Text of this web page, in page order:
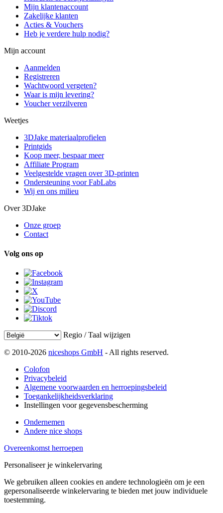
Mijn klantenaccount
Zakelijke klanten
Acties & Vouchers
Heb je verdere hulp nodig?
Mijn account
Aanmelden
Registreren
Wachtwoord vergeten?
Waar is mijn levering?
Voucher verzilveren
Weetjes
3DJake materiaalprofielen
Printgids
Koop meer, bespaar meer
Affiliate Program
Veelgestelde vragen over 3D-printen
Ondersteuning voor FabLabs
Wij en ons milieu
Over 3DJake
Onze groep
Contact
Volg ons op
Regio / Taal wijzigen
© 2010-2026 niceshops GmbH - All rights reserved.
Colofon
Privacybeleid
Algemene voorwaarden en herroepingsbeleid
Toegankelijkheidsverklaring
Instellingen voor gegevensbescherming
Ondernemen
Andere nice shops
Overeenkomst herroepen
Personaliseer je winkelervaring
We gebruiken alleen cookies en andere technologieën om je een
gepersonaliseerde winkelervaring te bieden met jouw individuele
toestemming.